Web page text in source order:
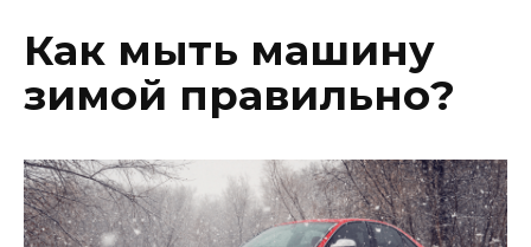
Как мыть машину
зимой правильно?